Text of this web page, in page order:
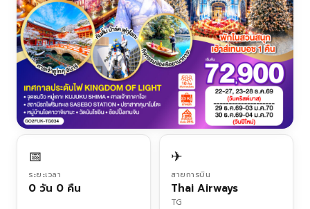
📅
ระยะเวลา
0 วัน 0 คืน
✈
สายการบิน
Thai Airways
TG